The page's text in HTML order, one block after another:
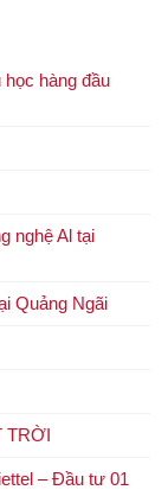
hàng đầu
nghệ Al tại
Quảng Ngãi
TRỜI
– Đầu tư 01